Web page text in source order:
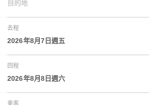
目的地
去程
2026年8月7日週五
回程
2026年8月8日週六
乘客